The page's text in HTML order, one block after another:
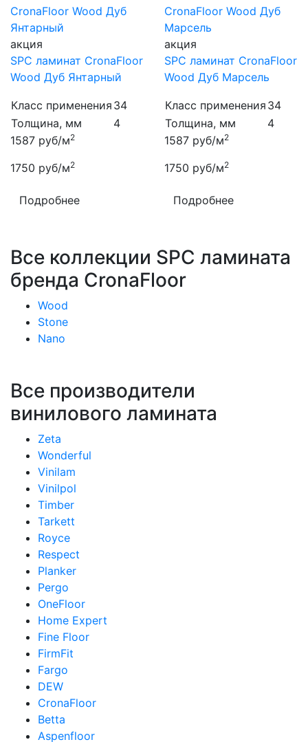
акция
SPC ламинат CronaFloor
Wood Дуб Янтарный
Класс применения 34
Толщина, мм
4
1587 руб/м2
1750 руб/м2
Подробнее
акция
SPC ламинат CronaFloor
Wood Дуб Марсель
Класс применения 34
Толщина, мм
4
1587 руб/м2
1750 руб/м2
Подробнее
Все коллекции SPC ламината
бренда CronaFloor
Wood
Stone
Nano
Все производители
винилового ламината
Zeta
Wonderful
Vinilam
Vinilpol
Timber
Tarkett
Royce
Respect
Planker
Pergo
OneFloor
Home Expert
Fine Floor
FirmFit
Fargo
DEW
CronaFloor
Betta
Aspenfloor